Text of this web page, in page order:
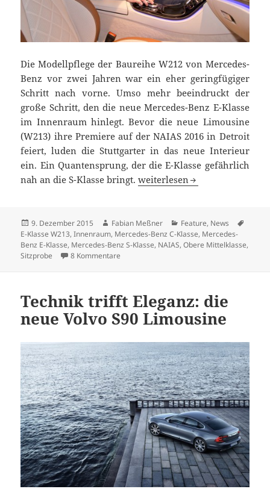
Die Modellpflege der Baureihe W212 von Mercedes-
Benz vor zwei Jahren war ein eher geringfügiger
Schritt nach vorne. Umso mehr beeindruckt der
große Schritt, den die neue Mercedes-Benz E-Klasse
im Innenraum hinlegt. Bevor die neue Limousine
(W213) ihre Premiere auf der NAIAS 2016 in Detroit
feiert, luden die Stuttgarter in das neue Interieur
ein. Ein Quantensprung, der die E-Klasse gefährlich
nah an die S-Klasse bringt.Der Maßanzug: Sitzprobe in
weiterlesen
Veröffentlicht
am
9. Dezember 2015 Autor
Fabian Meßner Kategorien
Feature, News
E-Klasse W213,Innenraum, Mercedes-Benz C-Klasse, Mercedes-
Benz E-Klasse, Mercedes-Benz S-Klasse, NAIAS,Obere Mittelklasse,
Sitzprobe
8 Kommentare
Technik trifft Eleganz: die
neue Volvo S90 Limousine